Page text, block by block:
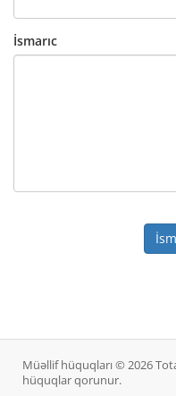
İsmarıc
Müəllif hüquqları © 2026
hüquqlar qorunur.